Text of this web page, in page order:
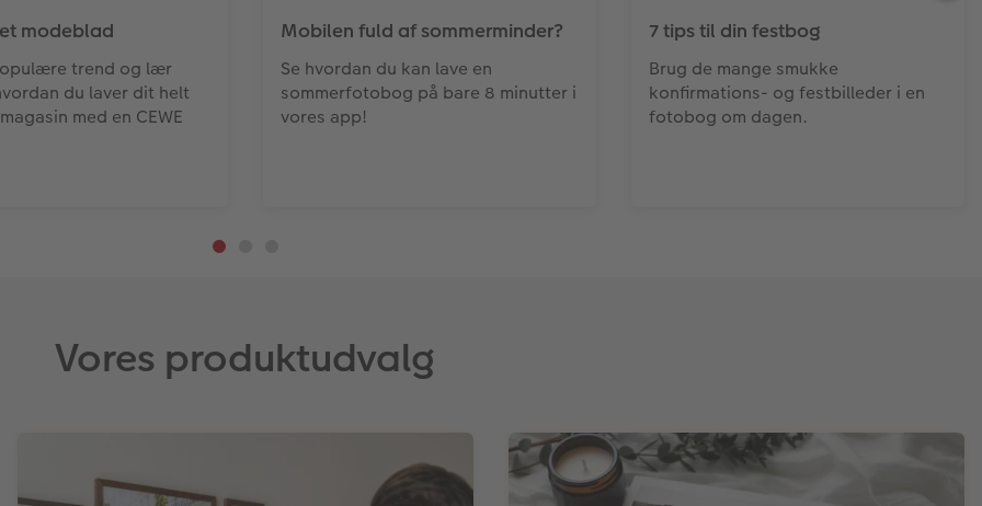
modeblad
trend og lær
du laver dit helt
med en CEWE
Mobilen fuld af sommerminder?
Se hvordan du kan lave en
sommerfotobog på bare 8 minutter i
vores app!
7 tips til din festbog
Brug de mange smukke
konfirmations- og festbilleder i en
fotobog om dagen.
Vores produktudvalg